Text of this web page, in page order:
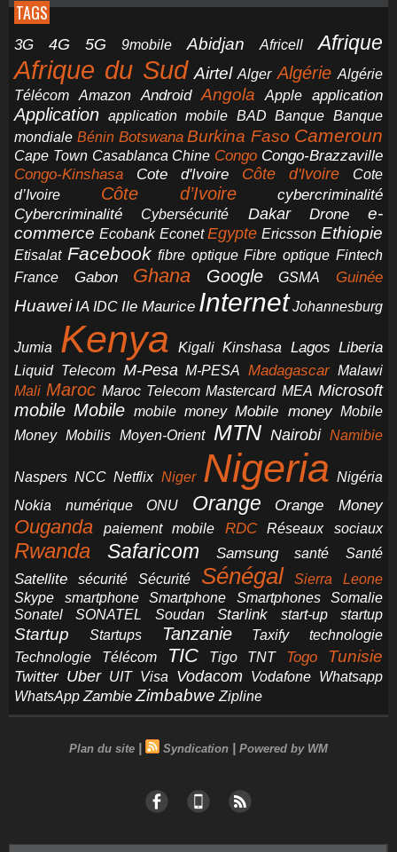
TAGS
3G 4G 5G 9mobile Abidjan Africell Afrique
Afrique du Sud Airtel Alger Algérie Algérie
Télécom
Amazon Android Angola Apple application
Application application mobile BAD Banque Banque
mondiale Bénin Botswana Burkina Faso Cameroun
Cape Town Casablanca Chine Congo Congo-Brazzaville
Congo-Kinshasa Cote d'Ivoire Côte d'Ivoire
Cote
d’Ivoire
Côte d’Ivoire
cybercriminalité
Cybercriminalité
Cybersécurité Dakar Drone
e-
commerce Ecobank Econet Egypte Ericsson Ethiopie
Etisalat Facebook fibre optique Fibre optique Fintech
France
Gabon Ghana Google GSMA Guinée
Huawei IA IDC Ile Maurice Internet Johannesburg
Jumia Kenya Kigali Kinshasa Lagos Liberia
Liquid Telecom M-Pesa M-PESA Madagascar Malawi
Mali Maroc Maroc Telecom Mastercard MEA Microsoft
mobile Mobile mobile money Mobile money Mobile
Money Mobilis Moyen-Orient MTN Nairobi Namibie
Naspers NCC Netflix Niger Nigeria Nigéria
Nokia
numérique ONU Orange Orange Money
Ouganda paiement mobile RDC Réseaux sociaux
Rwanda Safaricom Samsung santé Santé
Satellite sécurité Sécurité Sénégal
Sierra Leone
Skype
smartphone Smartphone Smartphones
Somalie
Sonatel
SONATEL Soudan Starlink start-up startup
Startup Startups Tanzanie Taxify
technologie
Technologie
Télécom TIC Tigo TNT Togo Tunisie
Twitter Uber UIT Visa Vodacom Vodafone Whatsapp
WhatsApp Zambie Zimbabwe Zipline
Plan du site | Syndication | Powered by WM